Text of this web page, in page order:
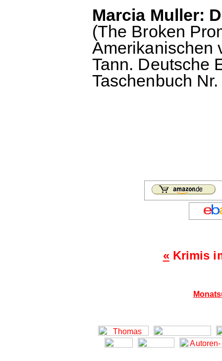
Marcia Muller:
(The Broken
Amerikanischen
Tann. Deutsche
Taschenbuch
«Krimis